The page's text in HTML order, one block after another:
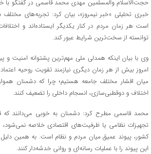
حجت‌الاسلام والمسلمین مهدی محمد قاسمی در گفتگو با
خبری تحلیلی «خبر نیمروز»، بیان کرد: تجربه‌های مختلف
است هر زمان مردم در کنار یکدیگر ایستاده‌اند و
توانسته از سخت‌ترین شرایط عبور کند.
وی با بیان اینکه همدلی ملی مهم‌ترین پشتوانه امنیت و
امروز بیش از هر زمان دیگری نیازمند تقویت روحیه
میان اقشار مختلف جامعه هستیم؛ چرا که دشمنان
اختلاف و دوقطبی‌سازی، انسجام داخلی را تضعیف کنند.
محمد قاسمی مطرح کرد: دشمنان به خوبی می‌دانند که
تجهیزات نظامی یا ظرفیت‌های اقتصادی خلاصه نمی‌شود،
کشور، پیوند عمیق میان مردم و نظام است. به همین
این پیوند را با عملیات رسانه‌ای و روانی خدشه‌دار کنند.